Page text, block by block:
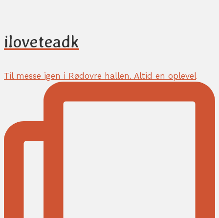
iloveteadk
Til messe igen i Rødovre hallen. Altid en oplevel